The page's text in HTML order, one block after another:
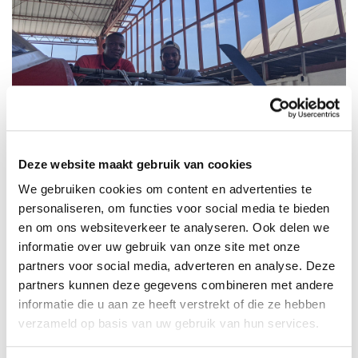
Deze website maakt gebruik van cookies
We gebruiken cookies om content en advertenties te
personaliseren, om functies voor social media te bieden
en om ons websiteverkeer te analyseren. Ook delen we
informatie over uw gebruik van onze site met onze
partners voor social media, adverteren en analyse. Deze
partners kunnen deze gegevens combineren met andere
informatie die u aan ze heeft verstrekt of die ze hebben
verzameld op basis van uw gebruik van hun services.
Een extra paar vleugels
Terug naar de hangaar waar Zacharie intussen de motorkap van de
Cessna 208 heeft geopend: “We hebben erg grote vlinders in Haïti en op
een of andere manier is zo’n vlinder door een klein gaatje achter de
propeller dwars door een draaiend schoepenradje helemaal naar de
achterkant van de motor en de starter gekomen. Hierdoor was de
generator vastgelopen en heeft de vlinder een duur onderdeel
beschadigd. Gelukkig bleef de turbinemoto onbeschadigd! We prijzen
God voor Zijn bescherming en voor de financiën om een nieuwe
startgenerator aan te kunnen schaffen.”